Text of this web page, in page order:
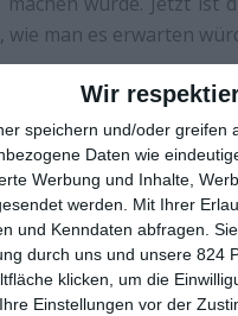
Wir
speichern und/oder
Daten wie
Werbung und Inhalte,
werden.
Mit Ihrer
und Kenndaten abfragen.
durch uns und unsere 824
klicken, um die
Einstellungen vor der
wie man es erwarten
als es sein
hier keine Hauptfigur,
Twentieth Century
der Film doch
man nicht, wohin die
es gerade ist. Zwar
Farsi gesprochen,
bei der Anfangsszene